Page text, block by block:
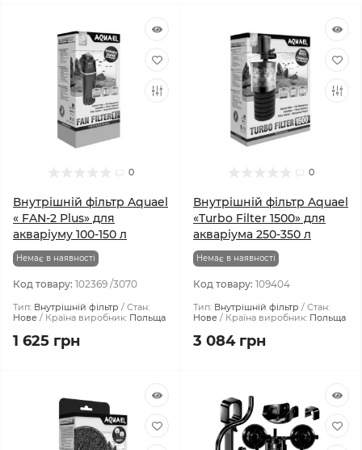
0
Внутрішній фільтр Aquael
« FAN-2 Plus» для
акваріуму 100-150 л
Немає в наявності
Код товару: 102369 /3070
Тип: Внутрішній фільтр
Стан:
Нове
Країна виробник: Польща
1 625 грн
0
Внутрішній фільтр Aquael
«Turbo Filter 1500» для
акваріума 250-350 л
Немає в наявності
Код товару: 109404
Тип: Внутрішній фільтр
Стан:
Нове
Країна виробник: Польща
3 084 грн